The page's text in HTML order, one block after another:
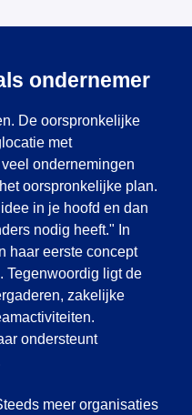
ondernemer
De oorspronkelijke
met
ondernemingen
oorspronkelijke plan.
in je hoofd en dan
nodig heeft." In
haar eerste concept
Tegenwoordig ligt de
zakelijke
ondersteunt
meer organisaties